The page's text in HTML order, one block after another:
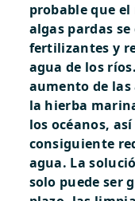
probable que
algas pardas
fertilizantes y
agua de los
aumento de
la hierba
los océanos,
consiguiente
agua. La
solo puede ser